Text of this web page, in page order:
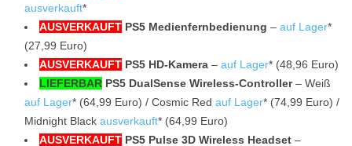
ausverkauft*
AUSVERKAUFT PS5 Medienfernbedienung – auf Lager*
(27,99 Euro)
AUSVERKAUFT PS5 HD-Kamera – auf Lager* (48,96 Euro)
LIEFERBAR PS5 DualSense Wireless-Controller– Weiß
auf Lager* (64,99 Euro) / Cosmic Red auf Lager* (74,99 Euro) /
Midnight Black ausverkauft* (64,99 Euro)
AUSVERKAUFT PS5 Pulse 3D Wireless Headset –